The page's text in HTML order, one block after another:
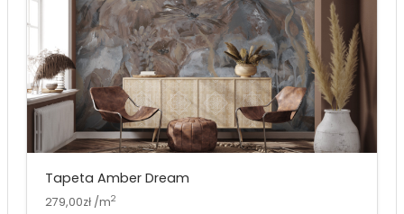
Tapeta Amber Dream
279,00zł /m2